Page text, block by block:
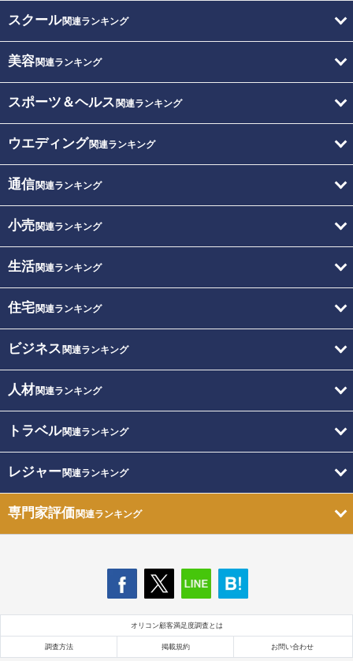
スクール関連ランキング
美容関連ランキング
スポーツ＆ヘルス 関連ランキング
ウエディング関連ランキング
通信関連ランキング
小売関連ランキング
生活関連ランキング
住宅関連ランキング
ビジネス 関連ランキング
人材関連ランキング
トラベル関連ランキング
レジャー関連ランキング
専門家評価関連ランキング
オリコン顧客満足度調査とは
調査方法 掲載規約 お問い合わせ